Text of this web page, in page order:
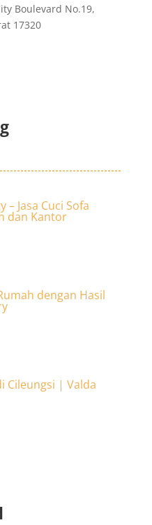
Boulevard No.19,
17320
– Jasa Cuci Sofa
dan Kantor
dengan Hasil
Cileungsi | Valda